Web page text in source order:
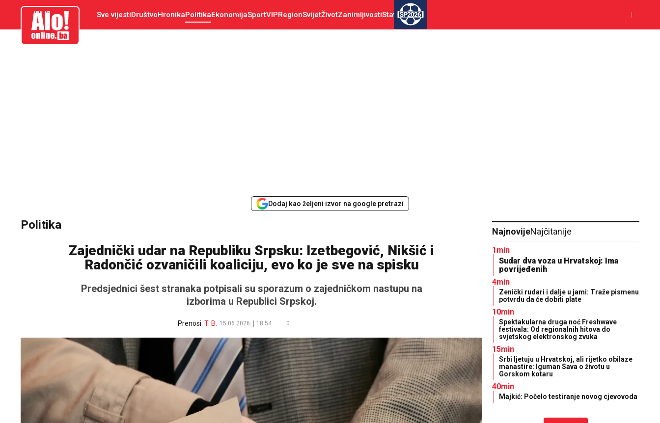
aloonline.ba Sve vijestiDruštvoHronikaPolitikaEkonomijaSportVIPRegionSvijetŽivotZanimljivostiStav SP2026
Dodaj kao željeni izvor na google pretrazi
Politika
Zajednički udar na Republiku Srpsku: Izetbegović, Nikšić i
Radončić ozvaničili koaliciju, evo ko je sve na spisku
Predsjednici šest stranaka potpisali su sporazum o zajedničkom nastupu na
izborima u Republici Srpskoj.
Prenosi: T. B. 15.06.2026. 18:54 0
NajnovijeNajčitanije
1min
Sudar dva voza u Hrvatskoj: Ima
povrijeđenih
4min
Zenički rudari i dalje u jami: Traže pismenu
potvrdu da će dobiti plate
10min
Spektakularna druga noć Freshwave
festivala: Od regionalnih hitova do
svjetskog elektronskog zvuka
15min
Srbi ljetuju u Hrvatskoj, ali rijetko obilaze
manastire: Iguman Sava o životu u
Gorskom kotaru
40min
Majkić: Počelo testiranje novog cjevovoda